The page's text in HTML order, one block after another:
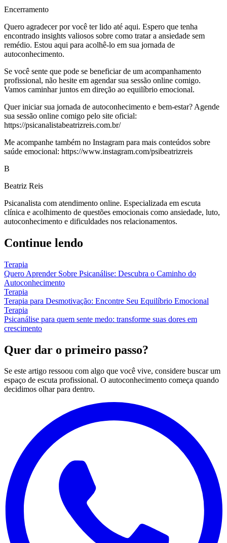
Encerramento
Quero agradecer por você ter lido até aqui. Espero que tenha
encontrado insights valiosos sobre como tratar a ansiedade sem
remédio. Estou aqui para acolhê-lo em sua jornada de
autoconhecimento.
Se você sente que pode se beneficiar de um acompanhamento
profissional, não hesite em agendar sua sessão online comigo.
Vamos caminhar juntos em direção ao equilíbrio emocional.
Quer iniciar sua jornada de autoconhecimento e bem-estar? Agende
sua sessão online comigo pelo site oficial:
https://psicanalistabeatrizreis.com.br/
Me acompanhe também no Instagram para mais conteúdos sobre
saúde emocional: https://www.instagram.com/psibeatrizreis
B
Beatriz Reis
Psicanalista com atendimento online. Especializada em escuta
clínica e acolhimento de questões emocionais como ansiedade, luto,
autoconhecimento e dificuldades nos relacionamentos.
Continue lendo
Terapia
Quero Aprender Sobre Psicanálise: Descubra o Caminho do
Autoconhecimento
Terapia
Terapia para Desmotivação: Encontre Seu Equilíbrio Emocional
Terapia
Psicanálise para quem sente medo: transforme suas dores em
crescimento
Quer dar o primeiro passo?
Se este artigo ressoou com algo que você vive, considere buscar um
espaço de escuta profissional. O autoconhecimento começa quando
decidimos olhar para dentro.